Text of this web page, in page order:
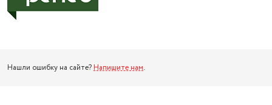
Нашли ошибку на сайте? Напишите нам.